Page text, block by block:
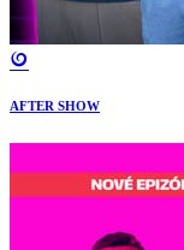
AFTER SHOW